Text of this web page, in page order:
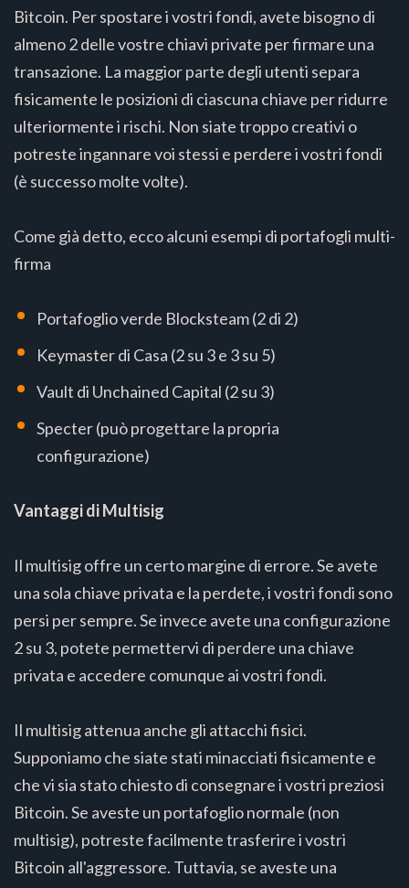
Bitcoin. Per spostare i vostri fondi, avete bisogno di
almeno 2 delle vostre chiavi private per firmare una
transazione. La maggior parte degli utenti separa
fisicamente le posizioni di ciascuna chiave per ridurre
ulteriormente i rischi. Non siate troppo creativi o
potreste ingannare voi stessi e perdere i vostri fondi
(è successo molte volte).
Come già detto, ecco alcuni esempi di portafogli multi-
firma
Portafoglio verde Blocksteam (2 di 2)
Keymaster di Casa (2 su 3 e 3 su 5)
Vault di Unchained Capital (2 su 3)
Specter (può progettare la propria
configurazione)
Vantaggi di Multisig
Il multisig offre un certo margine di errore. Se avete
una sola chiave privata e la perdete, i vostri fondi sono
persi per sempre. Se invece avete una configurazione
2 su 3, potete permettervi di perdere una chiave
privata e accedere comunque ai vostri fondi.
Il multisig attenua anche gli attacchi fisici.
Supponiamo che siate stati minacciati fisicamente e
che vi sia stato chiesto di consegnare i vostri preziosi
Bitcoin. Se aveste un portafoglio normale (non
multisig), potreste facilmente trasferire i vostri
Bitcoin all'aggressore. Tuttavia, se aveste una